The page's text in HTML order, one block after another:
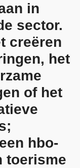
in
sector.
creëren
het
of het
hbo-
toerisme